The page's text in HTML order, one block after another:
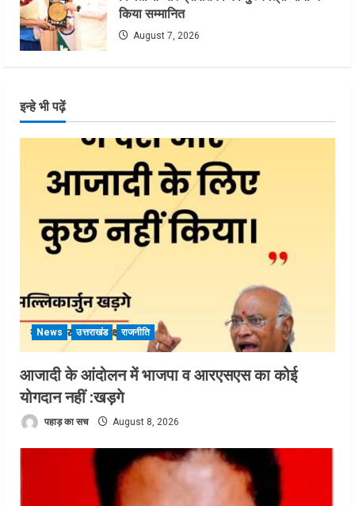
किया सम्मानित
August 7, 2026
इन्हे भी पढ़ें
News उत्तराखंड राजनीति
आजादी के आंदोलन में भाजपा व आरएसएस का कोई
योगदान नहीं :खड़गे
पहाड़ का सच August 8, 2026